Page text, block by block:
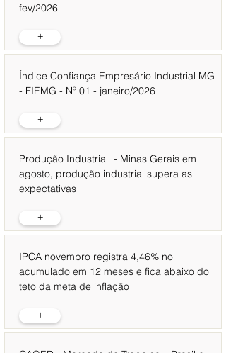
fev/2026
+
Índice Confiança Empresário Industrial MG
- FIEMG - Nº 01 - janeiro/2026
+
Produção Industrial - Minas Gerais em
agosto, produção industrial supera as
expectativas
+
IPCA novembro registra 4,46% no
acumulado em 12 meses e fica abaixo do
teto da meta de inflação
+